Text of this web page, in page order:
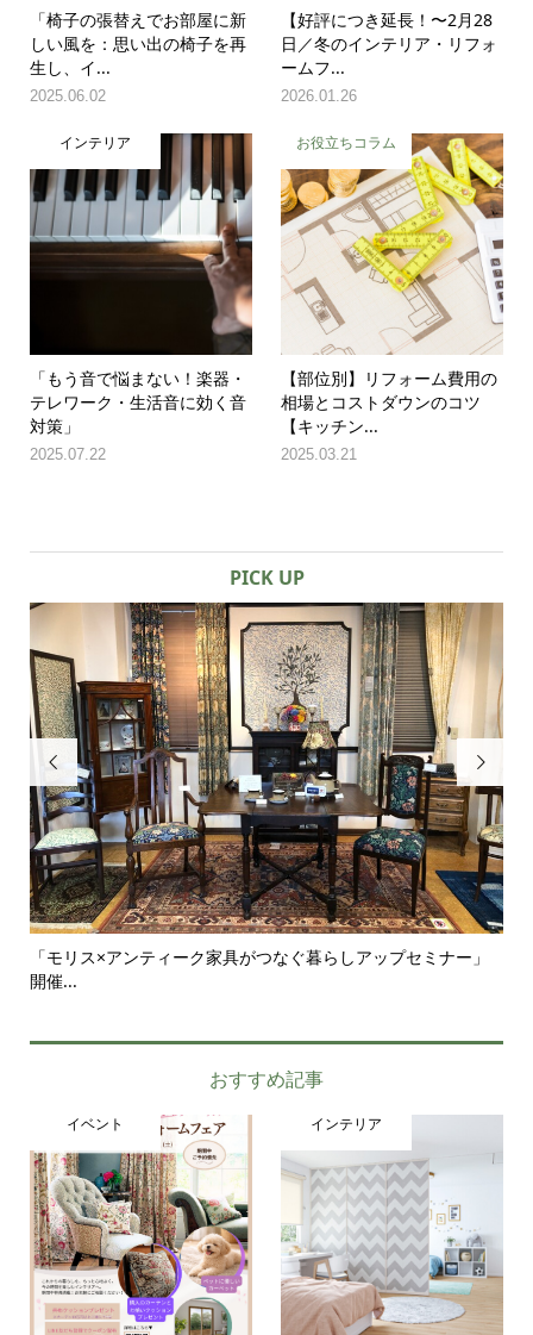
「椅子の張替えでお部屋に新
しい風を：思い出の椅子を再
生し、イ...
2025.06.02
【好評につき延長！〜2月28
日／冬のインテリア・リフォ
ームフ...
2026.01.26
インテリア
「もう音で悩まない！楽器・
テレワーク・生活音に効く音
対策」
2025.07.22
お役立ちコラム
【部位別】リフォーム費用の
相場とコストダウンのコツ
【キッチン...
2025.03.21
PICK UP

シンプルな部屋にこそ似合うアンティーク家具｜一脚のチェア
がつ...

おすすめ記事
イベント インテリア